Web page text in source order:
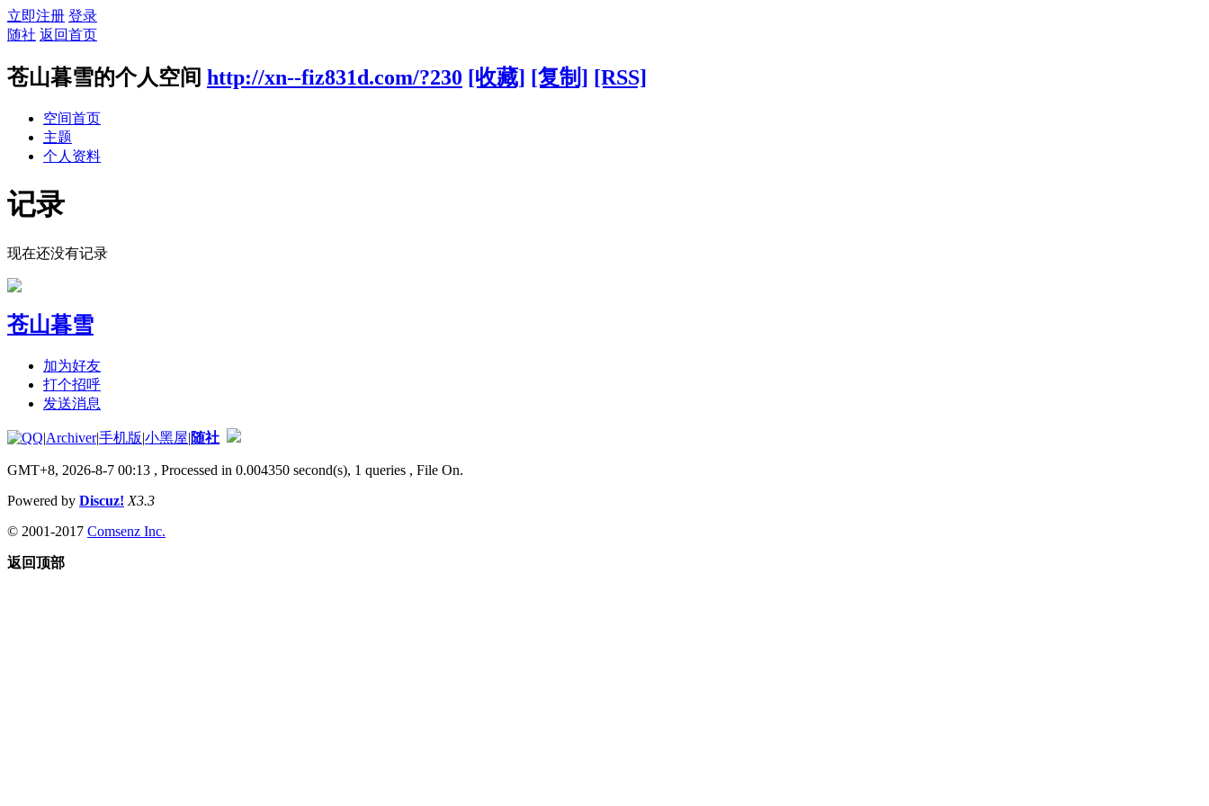
立即注册 登录
随社 返回首页
苍山暮雪的个人空间 http://xn--fiz831d.com/?230 [收藏] [复制] [RSS]
空间首页
主题
个人资料
记录
现在还没有记录
苍山暮雪
加为好友
打个招呼
发送消息
|Archiver|手机版|小黑屋|随社
GMT+8, 2026-8-7 00:13 , Processed in 0.004350 second(s), 1 queries , File On.
Powered by Discuz! X3.3
© 2001-2017 Comsenz Inc.
返回顶部